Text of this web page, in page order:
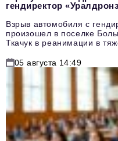
гендиректор
Взрыв автомобиля с
произошел в поселке
Ткачук в реанимации в
05 августа 14:49